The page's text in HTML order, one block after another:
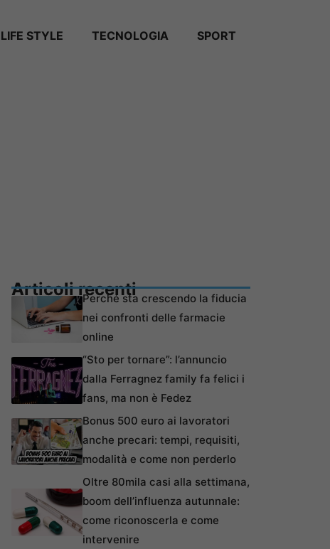
LIFE STYLE TECNOLOGIA SPORT
Articoli recentiPerché sta crescendo la fiducia
nei confronti delle farmacie
online
“Sto per tornare”: l’annuncio
dalla Ferragnez family fa felici i
fans, ma non è Fedez
Bonus 500 euro ai lavoratori
anche precari: tempi, requisiti,
modalità e come non perderlo
Oltre 80mila casi alla settimana,
boom dell’influenza autunnale:
come riconoscerla e come
intervenire